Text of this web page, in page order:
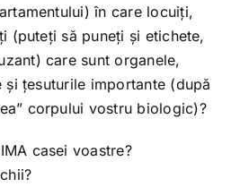
în care locuiți,
(puteți să puneți și etichete,
care sunt organele,
țesuturile importante (după
corpului vostru biologic)?
casei voastre?